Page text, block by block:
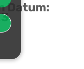
Datum: